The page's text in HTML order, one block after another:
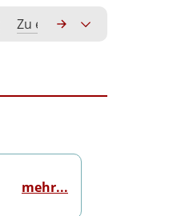
Zu erwerbende
mehr...